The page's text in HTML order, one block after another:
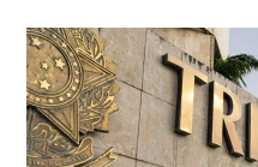
Em
Etapa
Decisiva
Para
Formação
Do
Colégio
Eleitoral